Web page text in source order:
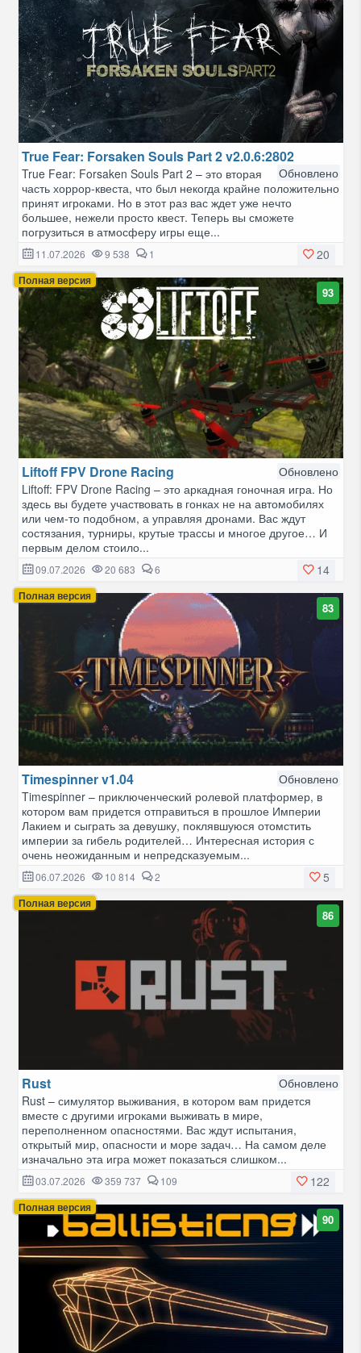
True Fear: Forsaken Souls Part 2 v2.0.6:2802
Обновлено
True Fear: Forsaken Souls Part 2 – это вторая
часть хоррор-квеста, что был некогда крайне положительно
принят игроками. Но в этот раз вас ждет уже нечто
большее, нежели просто квест. Теперь вы сможете
погрузиться в атмосферу игры еще...
20
11.07.2026 9 538 1
Полная версия
93
Liftoff FPV Drone Racing
Обновлено
Liftoff: FPV Drone Racing – это аркадная гоночная игра. Но
здесь вы будете участвовать в гонках не на автомобилях
или чем-то подобном, а управляя дронами. Вас ждут
состязания, турниры, крутые трассы и многое другое… И
первым делом стоило...
14
09.07.2026 20 683 6
Полная версия
83
Timespinner v1.04
Обновлено
Timespinner – приключенческий ролевой платформер, в
котором вам придется отправиться в прошлое Империи
Лакием и сыграть за девушку, поклявшуюся отомстить
империи за гибель родителей… Интересная история с
очень неожиданным и непредсказуемым...
5
06.07.2026 10 814 2
Полная версия
86
Rust
Обновлено
Rust – симулятор выживания, в котором вам придется
вместе с другими игроками выживать в мире,
переполненном опасностями. Вас ждут испытания,
открытый мир, опасности и море задач… На самом деле
изначально эта игра может показаться слишком...
122
03.07.2026 359 737 109
Полная версия
90